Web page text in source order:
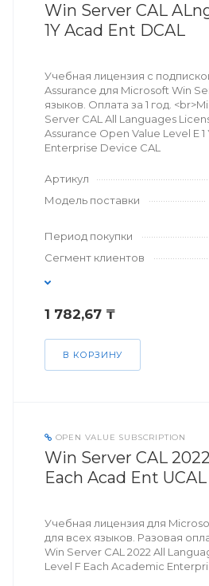
Win Server CAL
1Y Acad Ent DCAL
Учебная лицензия с
Assurance для Microsoft Win
языков. Оплата за 1 год.
Server CAL All Languages
Assurance Open Value Level E
Enterprise Device CAL
Артикул
Модель поставки
Период покупки
Сегмент клиентов
1 782,67 ₸
В КОРЗИНУ
OPEN VALUE SUBSCRIPTION
Win Server CAL
Each Acad Ent UCAL
Учебная лицензия для
для всех языков. Разовая
Win Server CAL 2022 All
Level F Each Academic